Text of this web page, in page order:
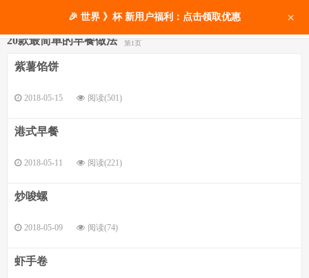
20款最简单的早餐做法 第1页
紫薯馅饼
2018-05-15 阅读(501)
港式早餐
2018-05-11 阅读(221)
炒唆螺
2018-05-09 阅读(74)
虾手卷
🎉 世界 》杯 新用户福利：点击领取优惠 ×